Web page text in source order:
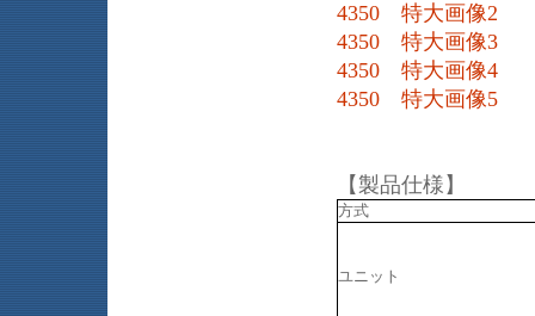
4350 特大画像2
4350 特大画像3
4350 特大画像4
4350 特大画像5
【製品仕様】
方式
ユニット